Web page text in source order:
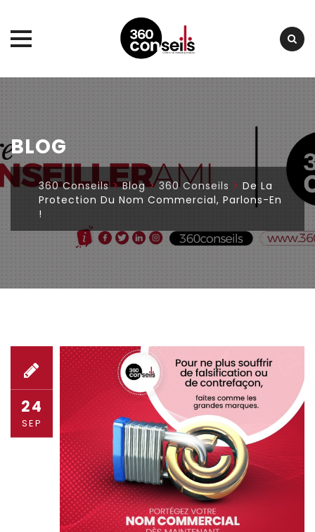
BLOG
360 Conseils>Blog>360 Conseils > De La
Protection Du Nom Commercial, Parlons-En
!
24
SEP